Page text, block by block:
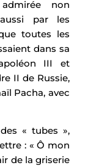
non
par les
toutes les
dans sa
III et
II de Russie,
Pacha, avec
« tubes »,
: « Ô mon
de la griserie